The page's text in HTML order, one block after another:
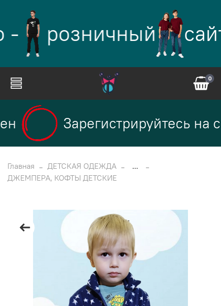
- розничный
0
Зарегистрируйтесь на
Главная ДЕТСКАЯ ОДЕЖДА
...
ДЖЕМПЕРА, КОФТЫ ДЕТСКИЕ